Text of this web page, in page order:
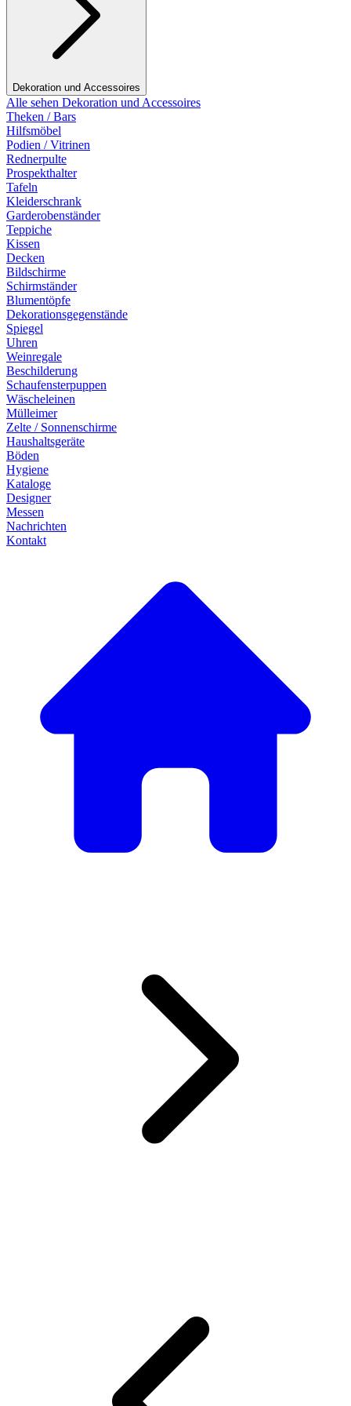
Dekoration und Accessoires
Alle sehen Dekoration und Accessoires
Theken / Bars
Hilfsmöbel
Podien / Vitrinen
Rednerpulte
Prospekthalter
Tafeln
Kleiderschrank
Garderobenständer
Teppiche
Kissen
Decken
Bildschirme
Schirmständer
Blumentöpfe
Dekorationsgegenstände
Spiegel
Uhren
Weinregale
Beschilderung
Schaufensterpuppen
Wäscheleinen
Mülleimer
Zelte / Sonnenschirme
Haushaltsgeräte
Böden
Hygiene
Kataloge
Designer
Messen
Nachrichten
Kontakt